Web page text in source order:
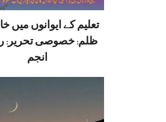
تعلیم کے ایوانوں میں
ظلم: خصوصی تحریر:
انجم